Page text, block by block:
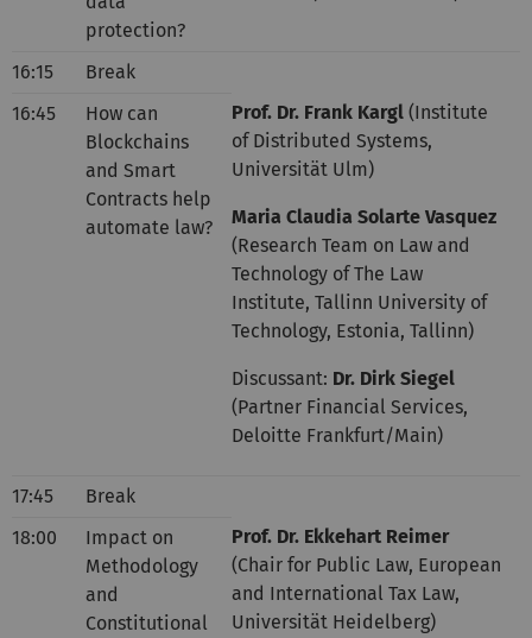
protection?
16:15
Break
16:45
How can
Blockchains
and Smart
Contracts help
automate law?
Prof. Dr. Frank Kargl (Institute
of Distributed Systems,
Universität Ulm)
Maria Claudia Solarte Vasquez
(Research Team on Law and
Technology of The Law
Institute, Tallinn University of
Technology, Estonia, Tallinn)
Discussant: Dr. Dirk Siegel
(Partner Financial Services,
Deloitte Frankfurt/Main)
17:45
Break
18:00
Impact on
Methodology
and
Constitutional
Prof. Dr. Ekkehart Reimer
(Chair for Public Law, European
and International Tax Law,
Universität Heidelberg)